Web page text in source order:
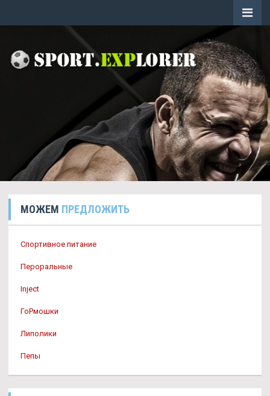
МОЖЕМ ПРЕДЛОЖИТЬ
Спортивное питание
Пероральные
Inject
ГоРмошки
Липолики
Пепы